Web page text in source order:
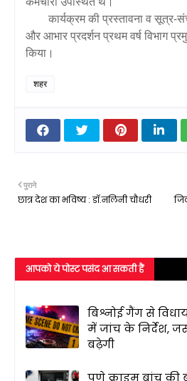
कार्यक्रम की प्रस्तावना व सूत्र-
और आभार प्रदर्शन प्रथम वर्ष विभाग
किया।
शहर
पुराने
छात्र देश का भविष्य : डॉ.नलिनी चौधरी
आपको ये पोस्ट पसंद आ सकती हैं
बिश्नोई गैंग से
में जांच के निर्देश,
बढ़ेगी
पुणे क्राइम ब्रांच की